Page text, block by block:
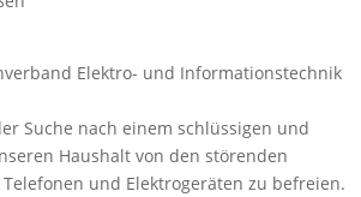
Elektro- und Informationstechnik
Suche nach einem schlüssigen und
Haushalt von den störenden
Telefonen und Elektrogeräten zu befreien.